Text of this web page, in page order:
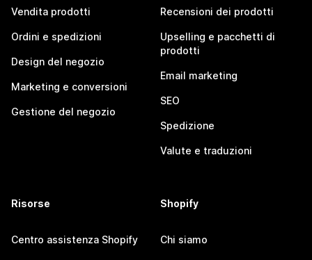
Vendita prodotti
Ordini e spedizioni
Design del negozio
Marketing e conversioni
Gestione del negozio
Recensioni dei prodotti
Upselling e pacchetti di
prodotti
Email marketing
SEO
Spedizione
Valute e traduzioni
Risorse
Centro assistenza Shopify
Shopify
Chi siamo